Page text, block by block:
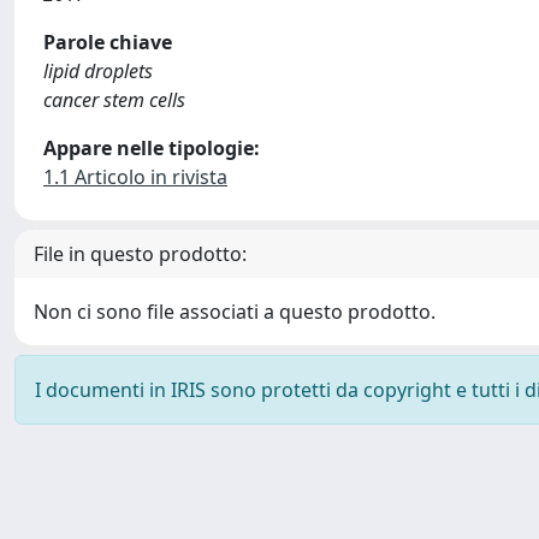
Parole chiave
lipid droplets
cancer stem cells
Appare nelle tipologie:
1.1 Articolo in rivista
File in questo prodotto:
Non ci sono file associati a questo prodotto.
I documenti in IRIS sono protetti da copyright e tutti i